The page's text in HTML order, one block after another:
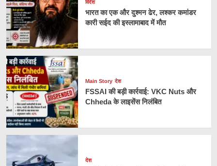
विदेश
भारत का एक और दुश्मन ढेर, लश्कर कमांडर
कारी सईद की इस्लामाबाद में मौत
Main Story देश
FSSAI की बड़ी कार्रवाई: VKC Nuts और
Chheda के लाइसेंस निलंबित
देश